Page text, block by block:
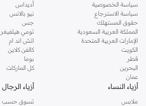
سياسة الخصوصية
سياسة الاسترجاع
حقوق المستهلك
المملكة العربية السعودية
الإمارات العربية المتحدة
الكويت
قطر
البحرين
عمان
أديداس
نيو بالانس
جس
تومي هيلفيغر
اتش اند ام
كالفن كلاين
بوما
كل الماركات
أزياء النساء
ملابس
أزياء الرجال
تسوق حسب